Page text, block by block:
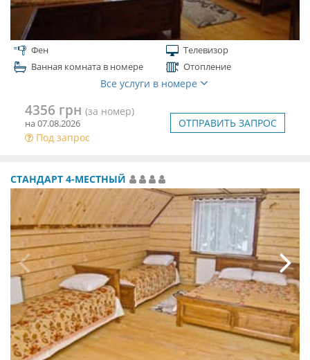
Фен
Телевизор
Ванная комната в номере
Отопление
Все услуги в номере
4356 грн (за номер)
на 07.08.2026
Под запрос
ОТПРАВИТЬ ЗАПРОС
СТАНДАРТ 4-МЕСТНЫЙ